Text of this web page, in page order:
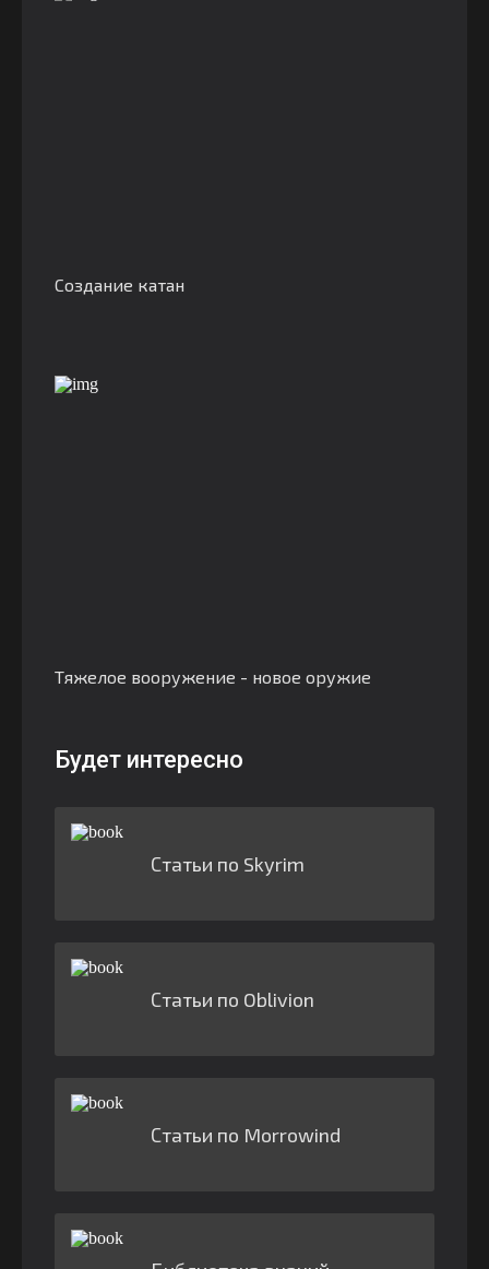
Создание катан
Тяжелое вооружение - новое оружие
Будет интересно
Статьи по Skyrim
Статьи по Oblivion
Статьи по Morrowind